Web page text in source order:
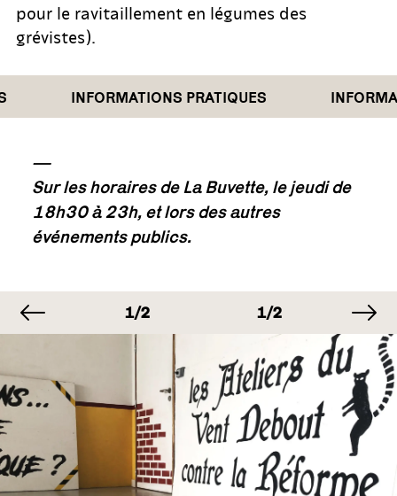
pour le ravitaillement en légumes des
grévistes).
INFORMATIONS PRATIQUES
—
Sur les horaires de La Buvette, le jeudi de
18h30 à 23h, et lors des autres
événements publics.
image précédente
IMAGE
1/2 IMAGE
1/2
IMAGE
1/2 IMAGE
1/2